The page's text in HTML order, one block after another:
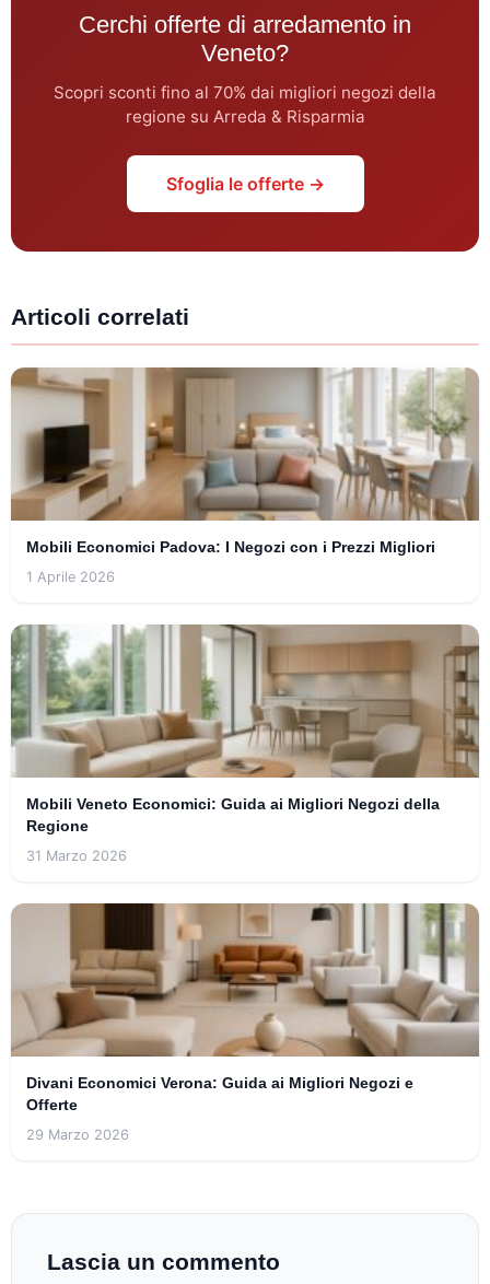
Cerchi offerte di arredamento in
Veneto?
Scopri sconti fino al 70% dai migliori negozi della
regione su Arreda & Risparmia
Sfoglia le offerte →
Articoli correlati
Mobili Economici Padova: I Negozi con i Prezzi Migliori
1 Aprile 2026
Mobili Veneto Economici: Guida ai Migliori Negozi della
Regione
31 Marzo 2026
Divani Economici Verona: Guida ai Migliori Negozi e
Offerte
29 Marzo 2026
Lascia un commento